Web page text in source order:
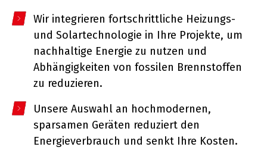
Wir integrieren fortschrittliche Heizungs-
und Solartechnologie in Ihre Projekte, um
nachhaltige Energie zu nutzen und
Abhängigkeiten von fossilen Brennstoffen
zu reduzieren.
Unsere Auswahl an hochmodernen,
sparsamen Geräten reduziert den
Energieverbrauch und senkt Ihre Kosten.